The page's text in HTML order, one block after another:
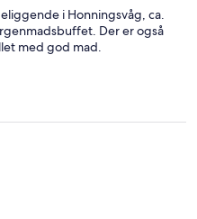
i Honningsvåg, ca.
Der er også
med god mad.